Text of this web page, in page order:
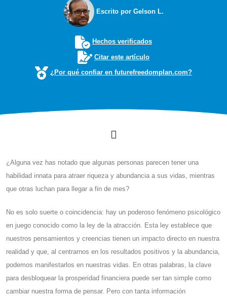
Escrito por Gelson L.
Hechos verificados
Citar este artículo
¿Por qué confiar en futurefreedomplan.com?
¿Alguna vez has notado que algunas personas parecen tener una
habilidad innata para atraer riqueza y abundancia a sus vidas, mientras
que otras luchan para llegar a fin de mes?
No es solo suerte o coincidencia: hay un poderoso fenómeno psicológico
en juego conocido como la ley de la atracción. Esta ley establece que
nuestros pensamientos y creencias tienen un impacto directo en nuestra
realidad y que, al centrarnos en los resultados positivos y la abundancia,
podemos manifestarlos en nuestras vidas. En otras palabras, la clave
para desbloquear la prosperidad financiera puede ser tan simple como
cambiar nuestra forma de pensar. Pero con tanta información